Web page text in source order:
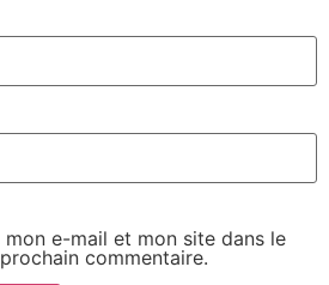
e-mail et mon site dans le
commentaire.